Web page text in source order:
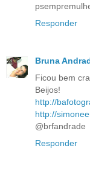
Responder
Bruna
Ficou bem
Beijos!
http://
http://
@brfandrade
Responder